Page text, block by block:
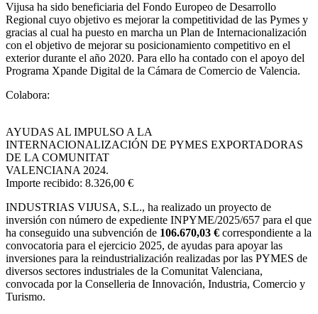
Vijusa ha sido beneficiaria del Fondo Europeo de Desarrollo
Regional cuyo objetivo es mejorar la competitividad de las Pymes y
gracias al cual ha puesto en marcha un Plan de Internacionalización
con el objetivo de mejorar su posicionamiento competitivo en el
exterior durante el año 2020. Para ello ha contado con el apoyo del
Programa Xpande Digital de la Cámara de Comercio de Valencia.
Colabora:
AYUDAS AL IMPULSO A LA
INTERNACIONALIZACIÓN DE PYMES EXPORTADORAS
DE LA COMUNITAT
VALENCIANA 2024.
Importe recibido: 8.326,00 €
INDUSTRIAS VIJUSA, S.L., ha realizado un proyecto de
inversión con número de expediente INPYME/2025/657 para el que
ha conseguido una subvención de 106.670,03 € correspondiente a la
convocatoria para el ejercicio 2025, de ayudas para apoyar las
inversiones para la reindustrialización realizadas por las PYMES de
diversos sectores industriales de la Comunitat Valenciana,
convocada por la Conselleria de Innovación, Industria, Comercio y
Turismo.